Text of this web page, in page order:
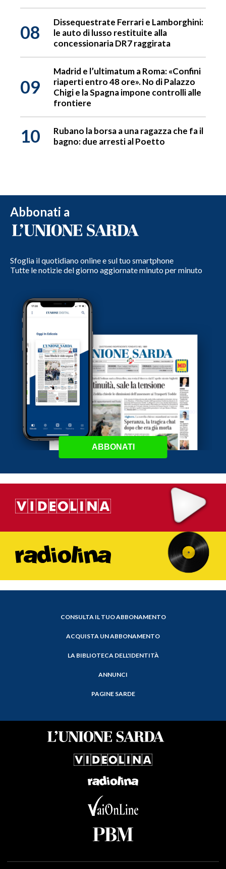
08
Dissequestrate Ferrari e Lamborghini:
le auto di lusso restituite alla
concessionaria DR7 raggirata
09
Madrid e l’ultimatum a Roma: «Confini
riaperti entro 48 ore». No di Palazzo
Chigi e la Spagna impone controlli alle
frontiere
10
Rubano la borsa a una ragazza che fa il
bagno: due arresti al Poetto
Abbonati a
Sfoglia il quotidiano online e sul tuo smartphone
Tutte le notizie del giorno aggiornate minuto per minuto
ABBONATI
CONSULTA IL TUO ABBONAMENTO
ACQUISTA UN ABBONAMENTO
LA BIBLIOTECA DELL'IDENTITÀ
ANNUNCI
PAGINE SARDE